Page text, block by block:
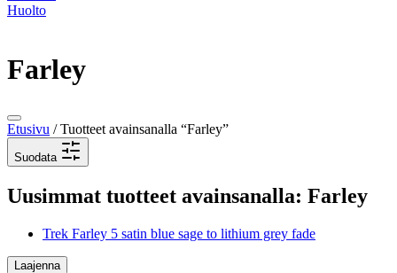
Huolto
Farley
Etusivu / Tuotteet avainsanalla “Farley”
Suodata
Uusimmat tuotteet avainsanalla: Farley
Trek Farley 5 satin blue sage to lithium grey fade
Laajenna